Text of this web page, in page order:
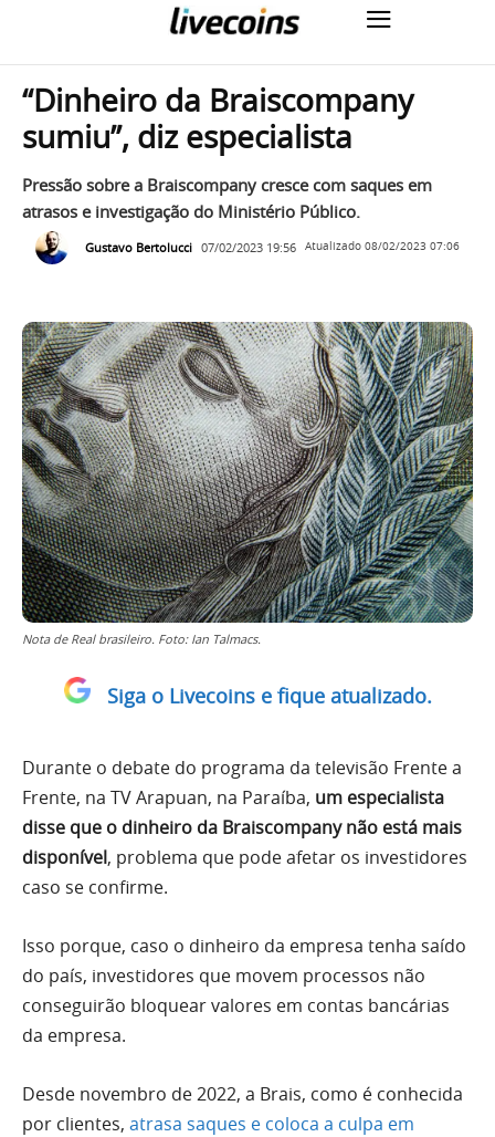
“Dinheiro da Braiscompany
sumiu”, diz especialista
Pressão sobre a Braiscompany cresce com saques em
atrasos e investigação do Ministério Público.
Gustavo Bertolucci 07/02/2023 19:56 Atualizado 08/02/2023 07:06
Nota de Real brasileiro. Foto: Ian Talmacs.
Siga o Livecoins e fique atualizado.
Durante o debate do programa da televisão Frente a
Frente, na TV Arapuan, na Paraíba, um especialista
disse que o dinheiro da Braiscompany não está mais
disponível, problema que pode afetar os investidores
caso se confirme.
Isso porque, caso o dinheiro da empresa tenha saído
do país, investidores que movem processos não
conseguirão bloquear valores em contas bancárias
da empresa.
Desde novembro de 2022, a Brais, como é conhecida
por clientes, atrasa saques e coloca a culpa em